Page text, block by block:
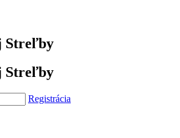
Streľby
Streľby
Registrácia